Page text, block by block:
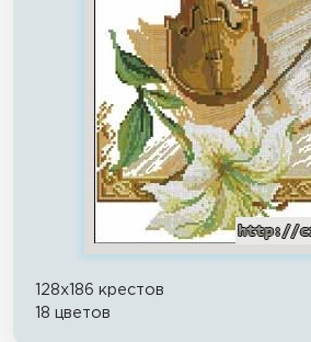
128x186 крестов
18 цветов